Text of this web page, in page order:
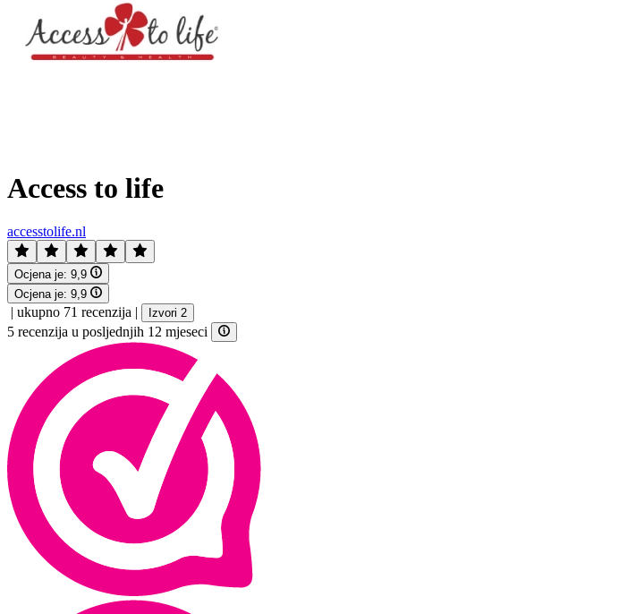
Access to life
accesstolife.nl
Ocjena je: 9,9
Ocjena je: 9,9
| ukupno 71 recenzija | Izvori 2
5 recenzija u posljednjih 12 mjeseci